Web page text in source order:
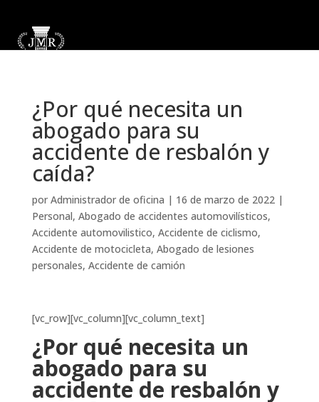
¿Por qué necesita un
abogado para su
accidente de resbalón y
caída?
por Administrador de oficina | 16 de marzo de 2022|
Personal, Abogado de accidentes automovilísticos,
Accidente automovilistico, Accidente de ciclismo,
Accidente de motocicleta, Abogado de lesiones
personales, Accidente de camión
[vc_row][vc_column][vc_column_text]
¿Por qué necesita un
abogado para su
accidente de resbalón y